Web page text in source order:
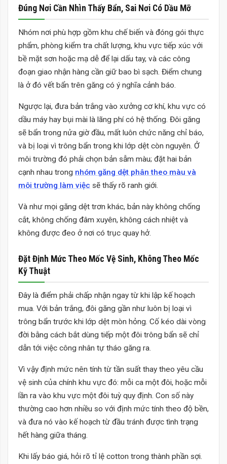
Đúng Nơi Cần Nhìn Thấy Bẩn, Sai Nơi Có Dầu Mỡ
Nhóm nơi phù hợp gồm khu chế biến và đóng gói thực
phẩm, phòng kiểm tra chất lượng, khu vực tiếp xúc với
bề mặt sơn hoặc mạ dễ để lại dấu tay, và các công
đoạn giao nhận hàng cần giữ bao bì sạch. Điểm chung
là ở đó vết bẩn trên găng có ý nghĩa cảnh báo.
Ngược lại, đưa bản trắng vào xưởng cơ khí, khu vực có
dầu máy hay bụi mài là lãng phí có hệ thống. Đôi găng
sẽ bẩn trong nửa giờ đầu, mất luôn chức năng chỉ báo,
và bị loại vì trông bẩn trong khi lớp dệt còn nguyên. Ở
môi trường đó phải chọn bản sẫm màu; đặt hai bản
cạnh nhau trong nhóm găng dệt phân theo màu và
môi trường làm việc sẽ thấy rõ ranh giới.
Và như mọi găng dệt trơn khác, bản này không chống
cắt, không chống đâm xuyên, không cách nhiệt và
không được đeo ở nơi có trục quay hở.
Đặt Định Mức Theo Mốc Vệ Sinh, Không Theo Mốc
Kỹ Thuật
Đây là điểm phải chấp nhận ngay từ khi lập kế hoạch
mua. Với bản trắng, đôi găng gần như luôn bị loại vì
trông bẩn trước khi lớp dệt mòn hỏng. Cố kéo dài vòng
đời bằng cách bắt dùng tiếp một đôi trông bẩn sẽ chỉ
dẫn tới việc công nhân tự tháo găng ra.
Vì vậy định mức nên tính từ tần suất thay theo yêu cầu
vệ sinh của chính khu vực đó: mỗi ca một đôi, hoặc mỗi
lần ra vào khu vực một đôi tuỳ quy định. Con số này
thường cao hơn nhiều so với định mức tính theo độ bền,
và đưa nó vào kế hoạch từ đầu tránh được tình trạng
hết hàng giữa tháng.
Khi lấy báo giá, hỏi rõ tỉ lệ cotton trong thành phần sợi.